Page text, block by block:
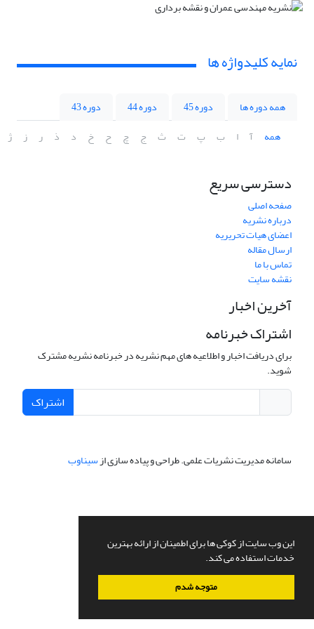
این وب سایت از کوکی ها برای اطمینان از ارائه بهترین
خدمات استفاده می کند.
متوجه شدم
نمایه کلیدواژه ها
همه دوره ها دوره 45 دوره 44
دوره 43
همه
آ ا ب پ ت ث ج چ ح خ د ذ ر ز ژ
دسترسی سریع
صفحه اصلی
درباره نشریه
اعضای هیات تحریریه
ارسال مقاله
تماس با ما
نقشه سایت
آخرین اخبار
اشتراک خبرنامه
برای دریافت اخبار و اطلاعیه های مهم نشریه در خبرنامه نشریه مشترک
شوید.
اشتراک
سامانه مدیریت نشریات علمی.طراحی و پیاده سازی ازسیناوب